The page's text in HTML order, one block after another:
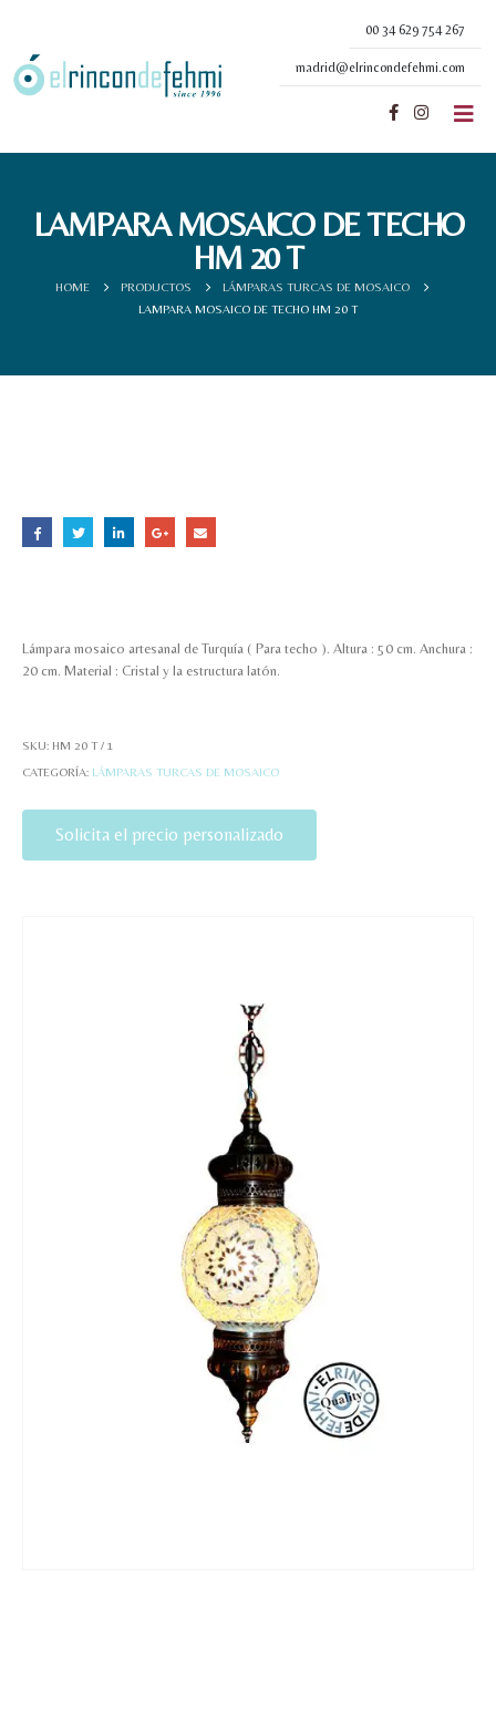
00 34 629 754 267
madrid@elrincondefehmi.com
LAMPARA MOSAICO DE TECHO
HM 20 T
HOME PRODUCTOS
LÁMPARAS TURCAS DE MOSAICO
LAMPARA MOSAICO DE TECHO HM 20 T
Lámpara mosaico artesanal de Turquía ( Para techo ). Altura : 50 cm. Anchura :
20 cm. Material : Cristal y la estructura latón.
SKU: HM 20 T / 1
CATEGORÍA: LÁMPARAS TURCAS DE MOSAICO
Solicita el precio personalizado